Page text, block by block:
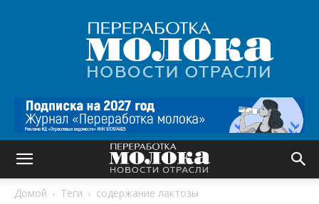
Переработка
молока
|
Новости
Домой Теги содержание лактозы